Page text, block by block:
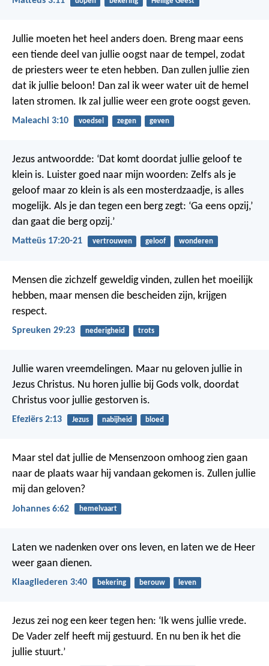
Jullie moeten het heel anders doen. Breng maar eens
een tiende deel van jullie oogst naar de tempel, zodat
de priesters weer te eten hebben. Dan zullen jullie zien
dat ik jullie beloon! Dan zal ik weer water uit de hemel
laten stromen. Ik zal jullie weer een grote oogst geven.
Maleachi 3:10 voedsel zegen geven
Jezus antwoordde: ‘Dat komt doordat jullie geloof te
klein is. Luister goed naar mijn woorden: Zelfs als je
geloof maar zo klein is als een mosterdzaadje, is alles
mogelijk. Als je dan tegen een berg zegt: ‘Ga eens opzij,’
dan gaat die berg opzij.’
Matteüs 17:20-21 vertrouwen geloof wonderen
Mensen die zichzelf geweldig vinden, zullen het moeilijk
hebben, maar mensen die bescheiden zijn, krijgen
respect.
Spreuken 29:23 nederigheid trots
Jullie waren vreemdelingen. Maar nu geloven jullie in
Jezus Christus. Nu horen jullie bij Gods volk, doordat
Christus voor jullie gestorven is.
Efeziërs 2:13 Jezus nabijheid bloed
Maar stel dat jullie de Mensenzoon omhoog zien gaan
naar de plaats waar hij vandaan gekomen is. Zullen jullie
mij dan geloven?
Johannes 6:62 hemelvaart
Laten we nadenken over ons leven, en laten we de Heer
weer gaan dienen.
Klaagliederen 3:40 bekering berouw leven
Jezus zei nog een keer tegen hen: ‘Ik wens jullie vrede.
De Vader zelf heeft mij gestuurd. En nu ben ik het die
jullie stuurt.’